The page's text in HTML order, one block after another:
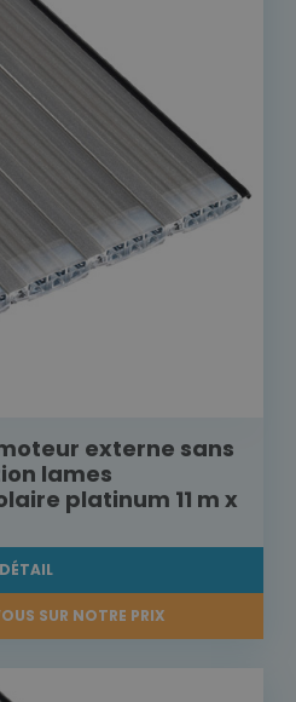
externe sans
lames
platinum 11 m x
DÉTAIL
SUR NOTRE PRIX